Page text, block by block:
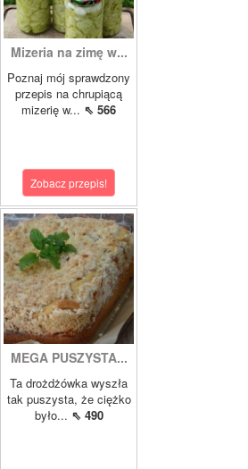
Mizeria na zimę w...
Poznaj mój sprawdzony
przepis na chrupiącą
mizerię w... ⇖ 566
Zobacz przepis!
MEGA PUSZYSTA...
Ta drożdżówka wyszła
tak puszysta, że ciężko
było... ⇖ 490